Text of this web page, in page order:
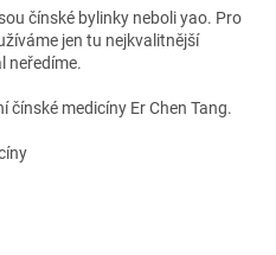
čínské bylinky neboli yao. Pro
jen tu nejkvalitnější
neředíme.
medicíny Er Chen Tang.